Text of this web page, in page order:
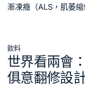
read
漸凍癥（ALS，肌萎
Posted
飲料
世界看兩會
俱意翻修設